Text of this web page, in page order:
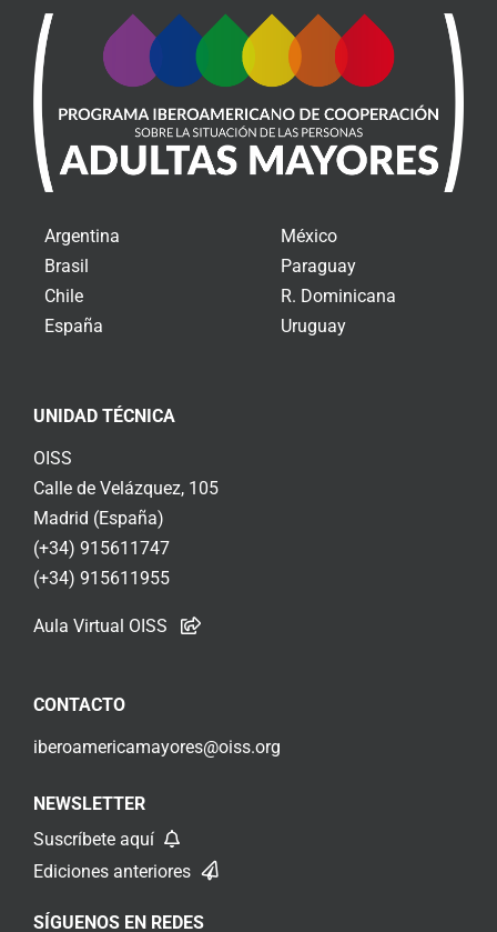
Argentina
Brasil
Chile
España
México
Paraguay
R. Dominicana
Uruguay
UNIDAD TÉCNICA
OISS
Calle de Velázquez, 105
Madrid (España)
(+34) 915611747
(+34) 915611955
Aula Virtual OISS
CONTACTO
iberoamericamayores@oiss.org
NEWSLETTER
Suscríbete aquí
Ediciones anteriores
SÍGUENOS EN REDES